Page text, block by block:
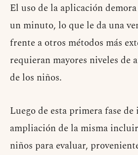
El uso de la aplicación
un minuto, lo que le da una
frente a otros métodos más
requieran mayores niveles de
de los niños.
Luego de esta primera fase
ampliación de la misma
niños para evaluar,